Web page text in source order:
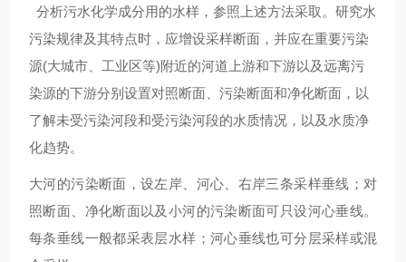
分析污水化学成分用的水样，参照上述方法采取。研究水
污染规律及其特点时，应增设采样断面，并应在重要污染
源(大城市、工业区等)附近的河道上游和下游以及远离污
染源的下游分别设置对照断面、污染断面和净化断面，以
了解未受污染河段和受污染河段的水质情况，以及水质净
化趋势。
大河的污染断面，设左岸、河心、右岸三条采样垂线；对
照断面、净化断面以及小河的污染断面可只设河心垂线。
每条垂线一般都采表层水样；河心垂线也可分层采样或混